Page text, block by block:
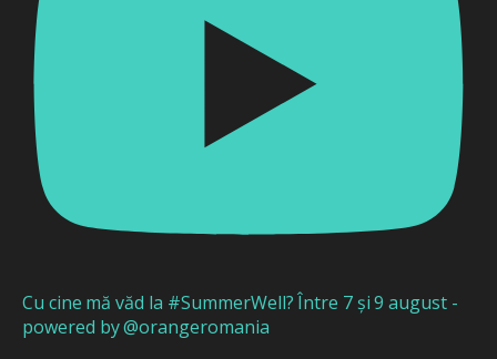
Cu cine mă văd la #SummerWell? Între 7 și 9 august -
powered by @orangeromania